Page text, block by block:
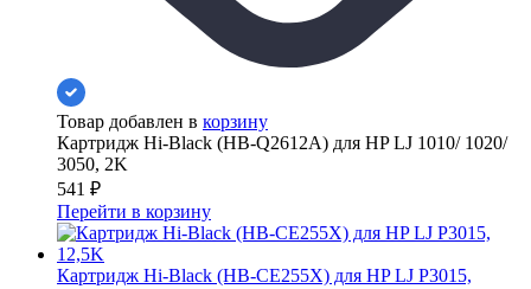
Товар добавлен в корзину
Картридж Hi-Black (HB-Q2612A) для HP LJ 1010/ 1020/
3050, 2K
541 ₽
Перейти в корзину
Картридж Hi-Black (HB-CE255X) для HP LJ P3015,